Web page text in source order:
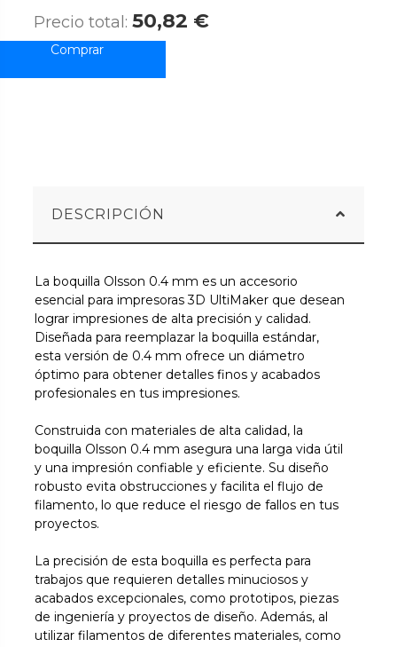
Precio total:50,82 €
DESCRIPCIÓN
La boquilla Olsson 0.4 mm es un accesorio
esencial para impresoras 3D UltiMaker que desean
lograr impresiones de alta precisión y calidad.
Diseñada para reemplazar la boquilla estándar,
esta versión de 0.4 mm ofrece un diámetro
óptimo para obtener detalles finos y acabados
profesionales en tus impresiones.
Construida con materiales de alta calidad, la
boquilla Olsson 0.4 mm asegura una larga vida útil
y una impresión confiable y eficiente. Su diseño
robusto evita obstrucciones y facilita el flujo de
filamento, lo que reduce el riesgo de fallos en tus
proyectos.
La precisión de esta boquilla es perfecta para
trabajos que requieren detalles minuciosos y
acabados excepcionales, como prototipos, piezas
de ingeniería y proyectos de diseño. Además, al
utilizar filamentos de diferentes materiales, como